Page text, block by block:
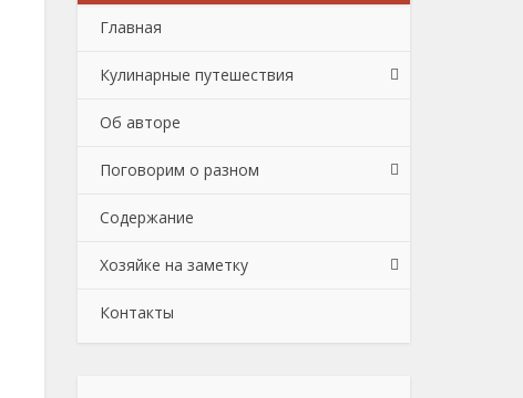
Главная
Кулинарные путешествия
Об авторе
Поговорим о разном
Содержание
Хозяйке на заметку
Контакты